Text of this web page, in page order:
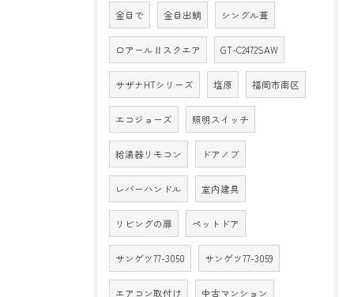
金目で 金目出鯛 シングル葺
ロアールⅡスクエア GT-C2472SAW
サザナHTシリーズ 塩原 福岡市南区
エコジョーズ 照明スイッチ
給湯器リモコン ドアノブ
レバーハンドル 室内建具
リビングの扉 ペットドア
サンゲツ77-3050 サンゲツ77-3059
エアコン取付け 中古マンション